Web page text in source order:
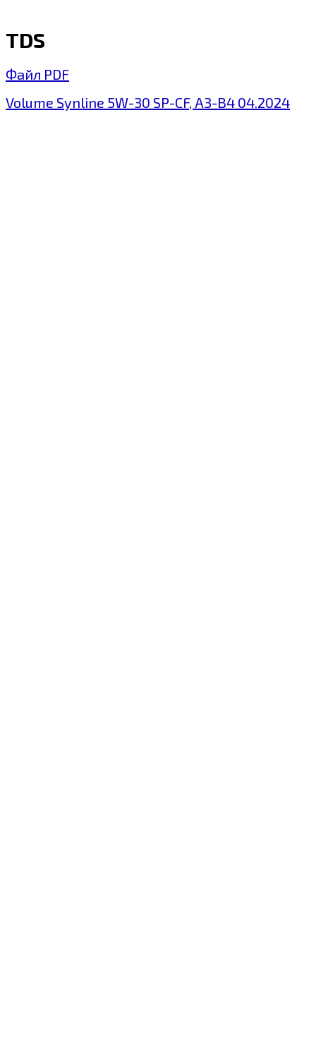
TDS
Файл PDF
Volume Synline 5W-30 SP-СF, A3-B4 04.2024